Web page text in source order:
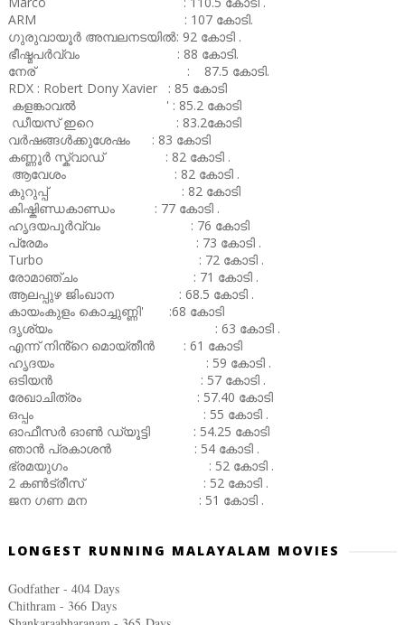
ARM : 107 കോടി.
ഗുരുവായൂർ അമ്പലനടയിൽ: 92 കോടി .
ഭീഷ്മപർവ്വം : 88 കോടി.
നേര് : 87.5 കോടി.
RDX : Robert Dony Xavier : 85 കോടി
കളങ്കാവൽ ' : 85.2 കോടി
ഡീയസ് ഇറെ : 83.2കോടി
വർഷങ്ങൾക്കുശേഷം : 83 കോടി
കണ്ണൂർ സ്ക്വാഡ് : 82 കോടി .
ആവേശം : 82 കോടി .
കുറുപ്പ് : 82 കോടി
കിഷ്കിണ്ഡകാണ്ഡം : 77 കോടി .
ഹൃദയപൂർവ്വം : 76 കോടി
പ്രേമം : 73 കോടി .
Turbo : 72 കോടി .
രോമാഞ്ചം : 71 കോടി .
ആലപ്പുഴ ജിംഖാന : 68.5 കോടി .
കായംകുളം കൊച്ചുണ്ണി' :68 കോടി
ദൃശ്യം : 63 കോടി .
എന്ന് നിൻ്റെ മൊയ്തീൻ : 61 കോടി
ഹൃദയം : 59 കോടി .
ഒടിയൻ : 57 കോടി .
രേഖാചിത്രം : 57.40 കോടി
ഒപ്പം : 55 കോടി .
ഓഫീസർ ഓൺ ഡ്യൂട്ടി : 54.25 കോടി
ഞാൻ പ്രകാശൻ : 54 കോടി .
ഭ്രമയുഗം : 52 കോടി .
2 കൺട്രീസ് : 52 കോടി .
ജന ഗണ മന : 51 കോടി .
LONGEST RUNNING MALAYALAM MOVIES
Godfather - 404 Days
Chithram - 366 Days